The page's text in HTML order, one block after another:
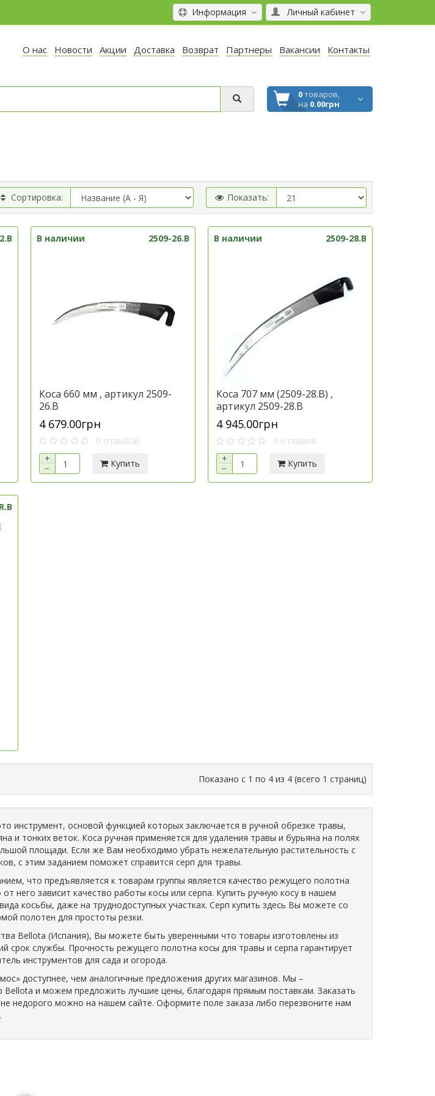
Личный кабинет
Информация
О нас Новости Акции Доставка Возврат Партнеры Вакансии Контакты
0товаров,
на 0.00грн
Сортировка: Показать:
В наличии 2509-26.B
Коса 660 мм , артикул 2509-
26.B
4 679.00грн
0 отзывов
+
−
Купить
В наличии 2509-28.B
Коса 707 мм (2509-28.B) ,
артикул 2509-28.B
4 945.00грн
0 отзывов
+
−
Купить
Показано с 1 по 4 из 4 (всего 1 страниц)
инструмент, основой функцией которых заключается в ручной обрезке травы,
и тонких веток. Коса ручная применяется для удаления травы и бурьяна на полях
площади. Если же Вам необходимо убрать нежелательную растительность с
с этим заданием поможет справится серп для травы.
что предъявляется к товарам группы является качество режущего полотна
него зависит качество работы косы или серпа. Купить ручную косу в нашем
косьбы, даже на труднодоступных участках. Серп купить здесь Вы можете со
полотен для простоты резки.
Bellota (Испания), Вы можете быть уверенными что товары изготовлены из
срок службы. Прочность режущего полотна косы для травы и серпа гарантирует
инструментов для сада и огорода.
доступнее, чем аналогичные предложения других магазинов. Мы –
и можем предложить лучшие цены, благодаря прямым поставкам. Заказать
недорого можно на нашем сайте. Оформите поле заказа либо перезвоните нам